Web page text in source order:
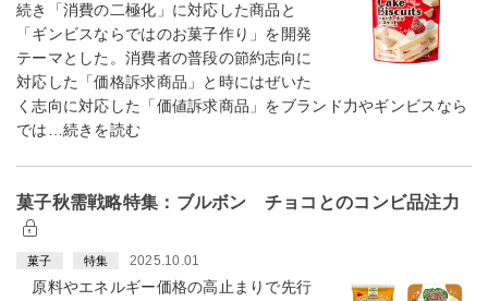
続き「消費の二極化」に対応した商品と
「ギンビスならではのお菓子作り」を開発
テーマとした。消費者の普段の節約志向に
対応した「価格訴求商品」と時にはぜいた
く志向に対応した「価値訴求商品」をブランド力やギンビスなら
では…続きを読む
菓子秋需戦略特集：ブルボン チョコとのコンビ品注力
菓子 特集 2025.10.01
原料やエネルギー価格の高止まりで先行